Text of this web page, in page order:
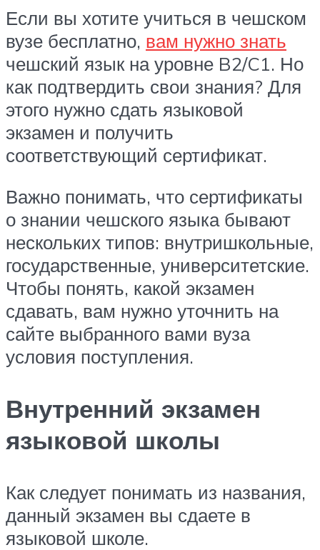
Если вы хотите учиться в чешском
вузе бесплатно, вам нужно знать
чешский язык на уровне B2/C1. Но
как подтвердить свои знания? Для
этого нужно сдать языковой
экзамен и получить
соответствующий сертификат.
Важно понимать, что сертификаты
о знании чешского языка бывают
нескольких типов: внутришкольные,
государственные, университетские.
Чтобы понять, какой экзамен
сдавать, вам нужно уточнить на
сайте выбранного вами вуза
условия поступления.
Внутренний экзамен
языковой школы
Как следует понимать из названия,
данный экзамен вы сдаете в
языковой школе.